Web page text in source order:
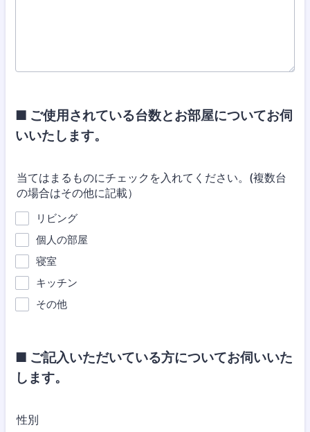
■ ご使用されている台数とお部屋についてお伺
いいたします。
当てはまるものにチェックを入れてください。(複数台
の場合はその他に記載）
リビング
個人の部屋
寝室
キッチン
その他
■ ご記入いただいている方についてお伺いいた
します。
性別